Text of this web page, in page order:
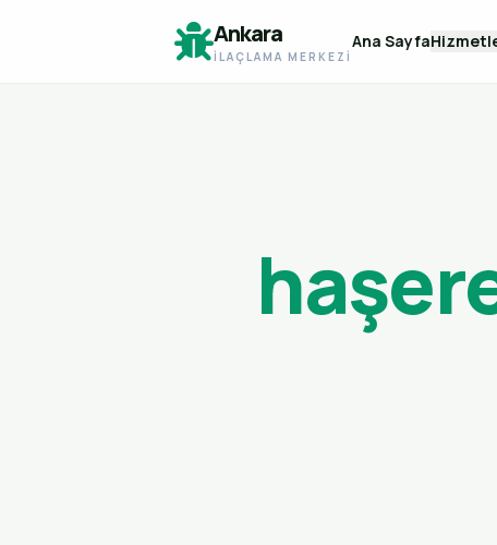
Ankara
İLAÇLAMA MERKEZI
Ana Sayfa